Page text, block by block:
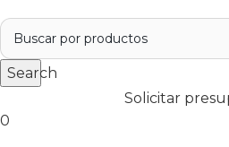
Search
Solicitar
0